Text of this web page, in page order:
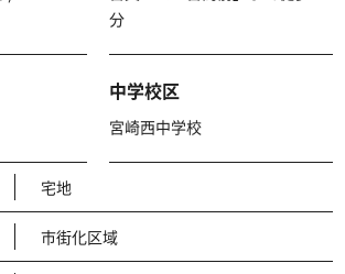
分
中学校区
宮崎西中学校
宅地
市街化区域